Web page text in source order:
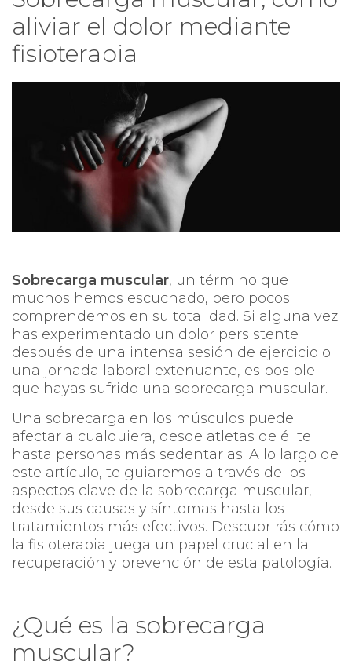
aliviar el dolor mediante
fisioterapia
Sobrecarga muscular, un término que
muchos hemos escuchado, pero pocos
comprendemos en su totalidad. Si alguna vez
has experimentado un dolor persistente
después de una intensa sesión de ejercicio o
una jornada laboral extenuante, es posible
que hayas sufrido una sobrecarga muscular.
Una sobrecarga en los músculos puede
afectar a cualquiera, desde atletas de élite
hasta personas más sedentarias. A lo largo de
este artículo, te guiaremos a través de los
aspectos clave de la sobrecarga muscular,
desde sus causas y síntomas hasta los
tratamientos más efectivos. Descubrirás cómo
la fisioterapia juega un papel crucial en la
recuperación y prevención de esta patología.
¿Qué es la sobrecarga
muscular?